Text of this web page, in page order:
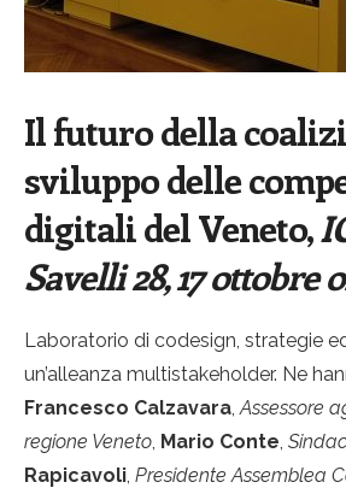
Il futuro della
sviluppo delle
digitali del Veneto,
Savelli 28, 17 ottobre
Laboratorio di codesign, strategie
un’alleanza multistakeholder. Ne
Francesco Calzavara,Assessore
regione Veneto, Mario Conte,
Rapicavoli, Presidente Assemblea